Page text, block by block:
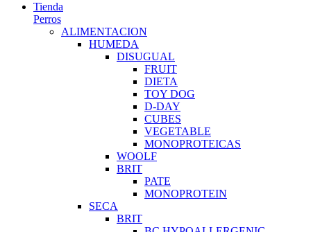
Tienda
Perros
ALIMENTACION
HUMEDA
DISUGUAL
FRUIT
DIETA
TOY DOG
D-DAY
CUBES
VEGETABLE
MONOPROTEICAS
WOOLF
BRIT
PATE
MONOPROTEIN
SECA
BRIT